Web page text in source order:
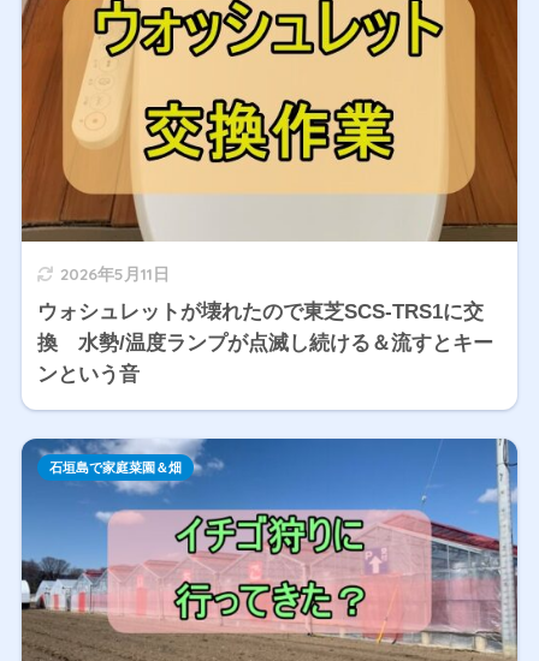
2026年5月11日
ウォシュレットが壊れたので東芝SCS-TRS1に交
換 水勢/温度ランプが点滅し続ける＆流すとキー
ンという音
石垣島で家庭菜園＆畑